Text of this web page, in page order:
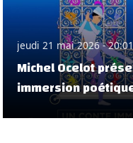
jeudi 21 mai 2026 - 20:01
Michel Ocelot
immersion